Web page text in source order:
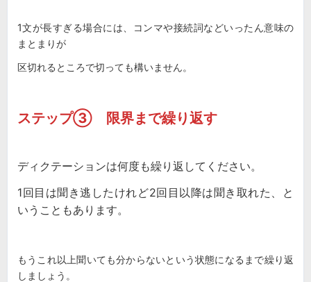
1文が長すぎる場合には、コンマや接続詞などいったん意味の
まとまりが
区切れるところで切っても構いません。
ステップ③ 限界まで繰り返す
ディクテーションは何度も繰り返してください。
1回目は聞き逃したけれど2回目以降は聞き取れた、と
いうこともあります。
もうこれ以上聞いても分からないという状態になるまで繰り返
しましょう。